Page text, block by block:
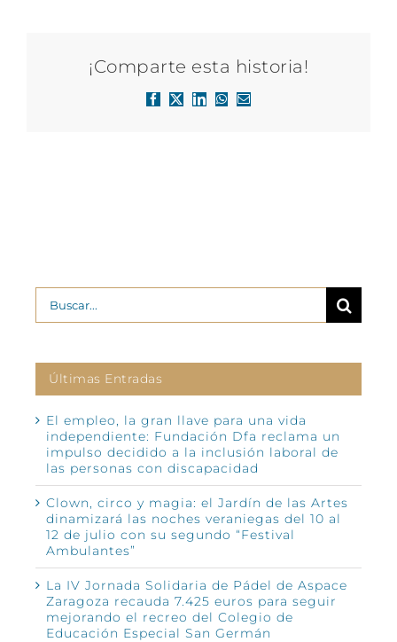
¡Comparte esta historia!
Facebook
X LinkedInWhatsApp
Correo
Buscar:
Últimas Entradas
El empleo, la gran llave para una vida
independiente: Fundación Dfa reclama un
impulso decidido a la inclusión laboral de
las personas con discapacidad
Clown, circo y magia: el Jardín de las Artes
dinamizará las noches veraniegas del 10 al
12 de julio con su segundo “Festival
Ambulantes”
La IV Jornada Solidaria de Pádel de Aspace
Zaragoza recauda 7.425 euros para seguir
mejorando el recreo del Colegio de
Educación Especial San Germán